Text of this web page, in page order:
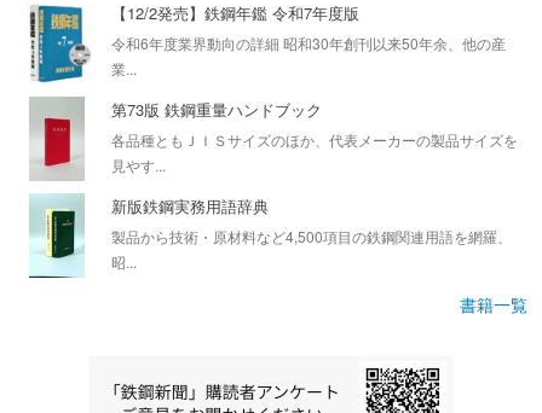
【12/2発売】鉄鋼年鑑 令和7年度版
令和6年度業界動向の詳細 昭和30年創刊以来50年余、他の産
業...
第73版 鉄鋼重量ハンドブック
各品種ともＪＩＳサイズのほか、代表メーカーの製品サイズを
見やす...
新版鉄鋼実務用語辞典
製品から技術・原材料など4,500項目の鉄鋼関連用語を網羅、
昭...
書籍一覧